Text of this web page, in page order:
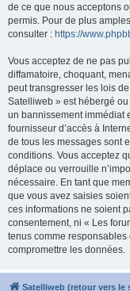
de ce que nous acceptons
permis. Pour de plus
consulter : https://
Vous acceptez de ne pas
diffamatoire, choquant,
peut transgresser les lois
Satelliweb » est hébergé
un bannissement immédiat
fournisseur d’accès à
de tous les messages sont
conditions. Vous acceptez
déplace ou verrouille
nécessaire. En tant que
que vous avez saisies
ces informations ne soient
consentement, ni « Les
tenus comme
compromettre les données.
Satelliweb (retour vers le